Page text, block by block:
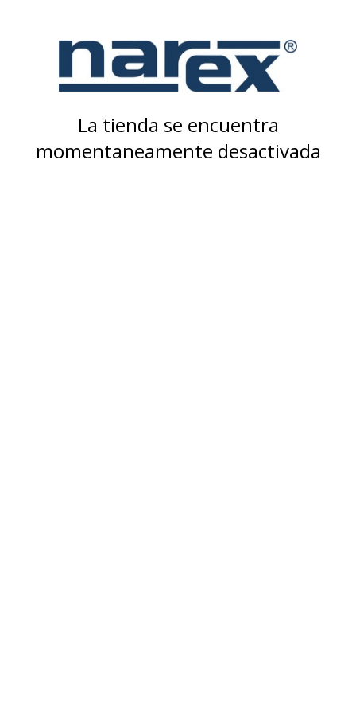
La tienda se encuentra
momentaneamente desactivada